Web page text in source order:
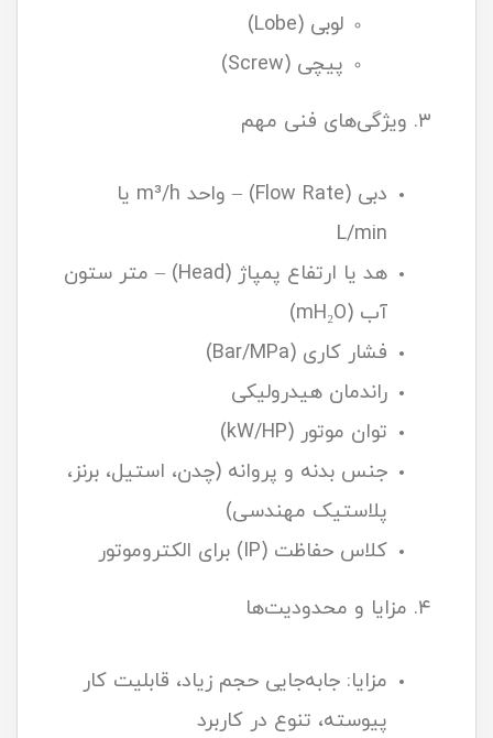
لوبی (Lobe)
پیچی (Screw)
۳. ویژگی‌های فنی مهم
دبی (Flow Rate) – واحد m³/h یا
L/min
هد یا ارتفاع پمپاژ (Head) – متر ستون
آب (mH₂O)
فشار کاری (Bar/MPa)
راندمان هیدرولیکی
توان موتور (kW/HP)
جنس بدنه و پروانه (چدن، استیل، برنز،
پلاستیک مهندسی)
کلاس حفاظت (IP) برای الکتروموتور
۴. مزایا و محدودیت‌ها
مزایا: جابه‌جایی حجم زیاد، قابلیت کار
پیوسته، تنوع در کاربرد